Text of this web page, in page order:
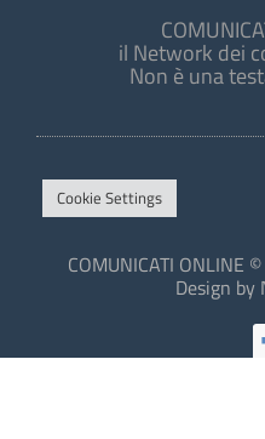
il Network dei
Non è una
Cookie Settings
COMUNICATI ONLINE
Design by